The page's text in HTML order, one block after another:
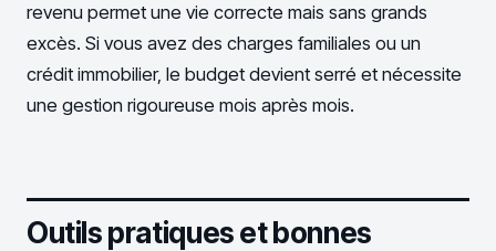
revenu permet une vie correcte mais sans grands
excès. Si vous avez des charges familiales ou un
crédit immobilier, le budget devient serré et nécessite
une gestion rigoureuse mois après mois.
Outils pratiques et bonnes